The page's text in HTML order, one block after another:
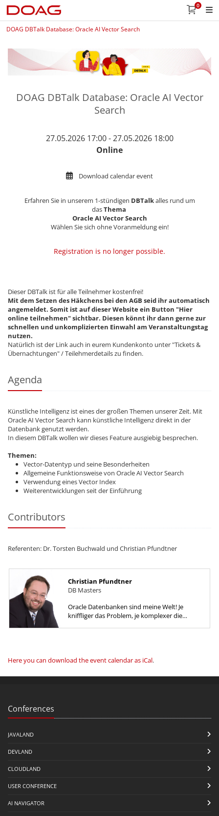
0
DOAG DBTalk Database: Oracle AI Vector Search
DOAG DBTalk Database: Oracle AI Vector
Search
27.05.2026 17:00 - 27.05.2026 18:00
Online
Download calendar event
Erfahren Sie in unserem 1-stündigen DBTalkalles rund um
dasThema
Oracle AI Vector Search
Wählen Sie sich ohne Voranmeldung ein!
Registration is no longer possible.
Dieser DBTalk ist für alle Teilnehmer kostenfrei!
Mit dem Setzen des Häkchens bei den AGB seid ihr automatisch
angemeldet. Somit ist auf dieser Website ein Button "Hier
online teilnehmen" sichtbar. Diesen könnt ihr dann gerne zur
schnellen und unkomplizierten Einwahl am Veranstaltungstag
nutzen.
Natürlich ist der Link auch in eurem Kundenkonto unter "Tickets &
Übernachtungen" / Teilehmerdetails zu finden.
Agenda
Künstliche Intelligenz ist eines der großen Themen unserer Zeit. Mit
Oracle AI Vector Search kann künstliche Intelligenz direkt in der
Datenbank genutzt werden.
In diesem DBTalk wollen wir dieses Feature ausgiebig besprechen.
Themen:
Vector-Datentyp und seine Besonderheiten
Allgemeine Funktionsweise von Oracle AI Vector Search
Verwendung eines Vector Index
Weiterentwicklungen seit der Einführung
Contributors
Referenten: Dr. Torsten Buchwald und Christian Pfundtner
Christian Pfundtner
DB Masters
Oracle Datenbanken sind meine Welt! Je
kniffliger das Problem, je komplexer die
Here you can download the event calendar as iCal.
Conferences
JAVALAND
DEVLAND
CLOUDLAND
USER CONFERENCE
AI NAVIGATOR